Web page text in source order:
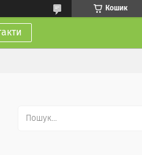
Кошик